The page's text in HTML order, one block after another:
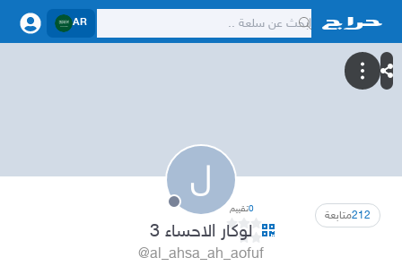
AR
ل
212متابعة 0تقييم
لوكار الاحساء 3
@al_ahsa_ah_aofuf